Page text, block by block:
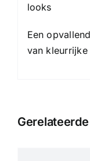
looks
Een
van